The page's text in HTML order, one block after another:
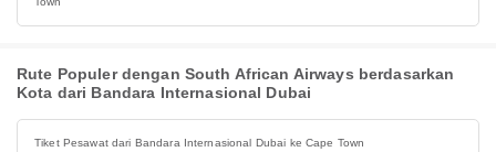
Rute Populer dengan South African Airways berdasarkan
Kota dari Bandara Internasional Dubai
Tiket Pesawat dari Bandara Internasional Dubai ke Cape Town